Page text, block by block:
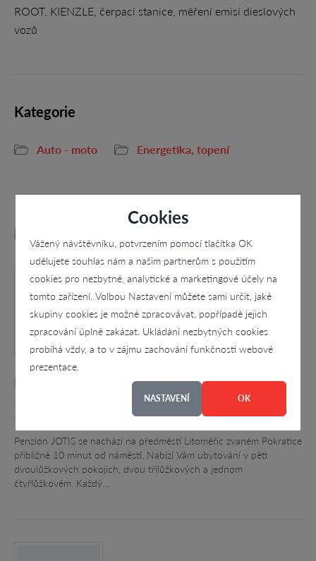
Cookies
Vážený návštěvníku, potvrzením pomocí tlačítka OK
udělujete souhlas nám a našim partnerům s použitím
cookies pro nezbytné, analytické a marketingové účely na
tomto zařízení. Volbou Nastavení můžete sami určit, jaké
skupiny cookies je možné zpracovávat, popřípadě jejich
zpracování úplně zakázat. Ukládání nezbytných cookies
probíhá vždy, a to v zájmu zachování funkčnosti webové
prezentace.
NASTAVENÍ OK
ROOT, KIENZLE, čerpací stanice, měření emisí dieslových
vozů
Kategorie
Auto - moto Energetika, topení
Podobné firmy
PENZION JOTIS, Blanka Bedlivá
102, Velké Žernoseky - Velké Žernos
Penzion JOTIS se nachází na předměstí Litoměřic zvaném Pokratice
přibližně 10 minut od náměstí. Nabízí Vám ubytování v pěti
dvoulůžkových pokojích, dvou třílůžkových a jednom
čtyřlůžkovém. Každý…